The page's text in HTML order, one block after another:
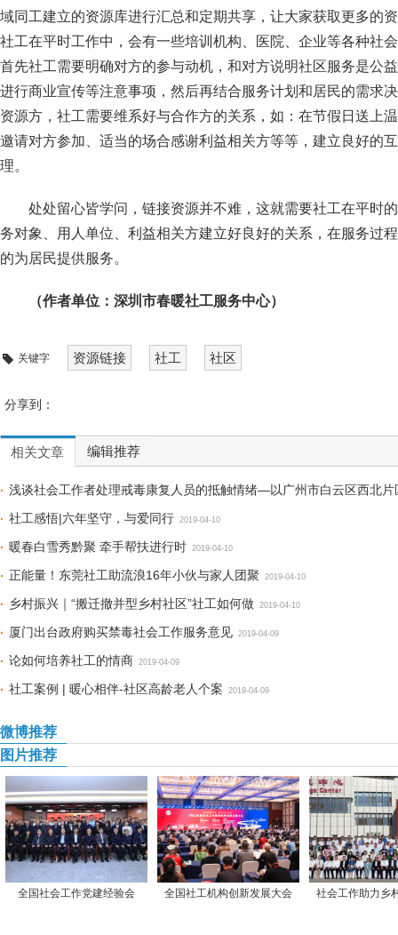
域同工建立的资源库进行汇总和定期共享，让大家获取更多的
社工在平时工作中，会有一些培训机构、医院、企业等各种社
首先社工需要明确对方的参与动机，和对方说明社区服务是公
进行商业宣传等注意事项，然后再结合服务计划和居民的需求
资源方，社工需要维系好与合作方的关系，如：在节假日送上
邀请对方参加、适当的场合感谢利益相关方等等，建立良好的
理。
处处留心皆学问，链接资源并不难，这就需要社工在平时
务对象、用人单位、利益相关方建立好良好的关系，在服务过
的为居民提供服务。
（作者单位：深圳市春暖社工服务中心）
关键字 资源链接 社工 社区
分享到：
相关文章 编辑推荐
浅谈社会工作者处理戒毒康复人员的抵触情绪—以广州市白云区西北
2019-04-11
社工感悟|六年坚守，与爱同行 2019-04-10
暖春白雪秀黔聚 牵手帮扶进行时 2019-04-10
正能量！东莞社工助流浪16年小伙与家人团聚 2019-04-10
乡村振兴｜“搬迁撤并型乡村社区”社工如何做 2019-04-10
厦门出台政府购买禁毒社会工作服务意见 2019-04-09
论如何培养社工的情商 2019-04-09
社工案例 | 暖心相伴-社区高龄老人个案 2019-04-09
微博推荐
图片推荐
全国社会工作党建经验会 全国社工机构创新发展大会 社会工作助力乡